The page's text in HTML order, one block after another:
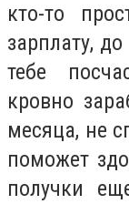
кто-то
зарплату,
тебе
кровно
месяца, не
поможет
получки